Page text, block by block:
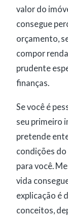
valor do
consegue
orçamento,
compor
prudente
finanças.
Se você é
seu primeiro
pretende
condições
para você.
vida
explicação é
conceitos,